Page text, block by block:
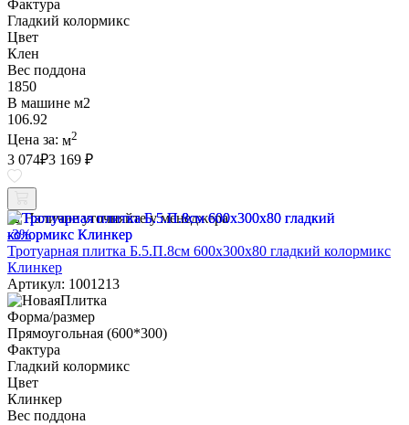
Фактура
Гладкий колормикс
Цвет
Клен
Вес поддона
1850
В машине м2
106.92
Цена за: м2
3 074₽3 169 ₽
Наличие уточняйте у менеджера
-3%
Тротуарная плитка Б.5.П.8см 600х300х80 гладкий колормикс
Клинкер
Артикул: 1001213
Форма/размер
Прямоугольная (600*300)
Фактура
Гладкий колормикс
Цвет
Клинкер
Вес поддона